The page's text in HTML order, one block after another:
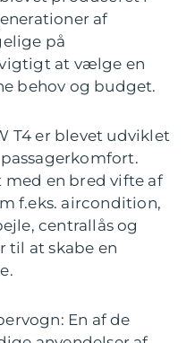
af
på
at vælge en
behov og budget.
T4 er blevet udviklet
en bred vifte af
f.eks. aircondition,
centrallås og
til at skabe en
En af de